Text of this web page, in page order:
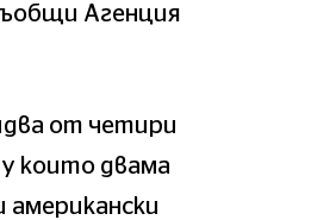
Агенция
от четири
които двама
американски